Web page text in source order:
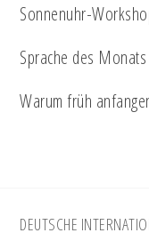
Sonnenuhr-
Sprache des Monats
Warum früh
Footer
DEUTSCHE